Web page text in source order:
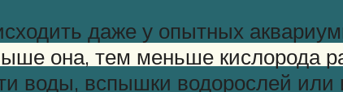
даже у опытных
она, тем меньше кислорода
воды, вспышки водорослей или